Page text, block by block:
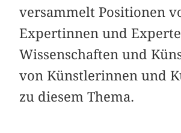
versammelt Positionen
Expertinnen und
Wissenschaften und
von Künstlerinnen und
zu diesem Thema.